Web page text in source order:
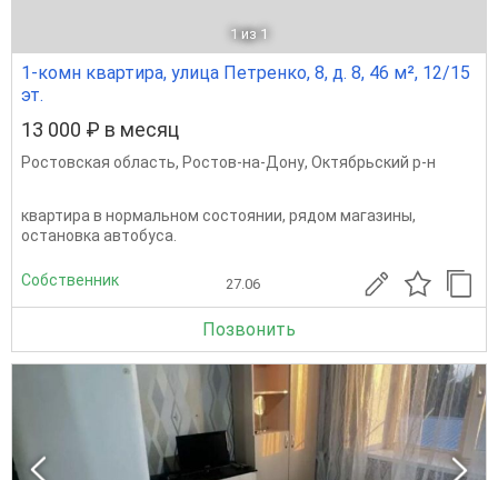
1 из 1
1-комн квартира, улица Петренко, 8, д. 8, 46 м², 12/15
эт.
13 000 ₽ в месяц
Ростовская область, Ростов-на-Дону, Октябрьский р-н
квартира в нормальном состоянии, рядом магазины,
остановка автобуса.
Собственник 27.06
Позвонить